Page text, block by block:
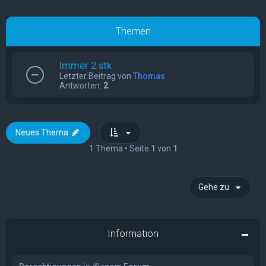
Themen
Immer 2 stk
Letzter Beitrag von Thomas
Antworten: 2
Neues Thema
1 Thema • Seite 1 von 1
Gehe zu
Information